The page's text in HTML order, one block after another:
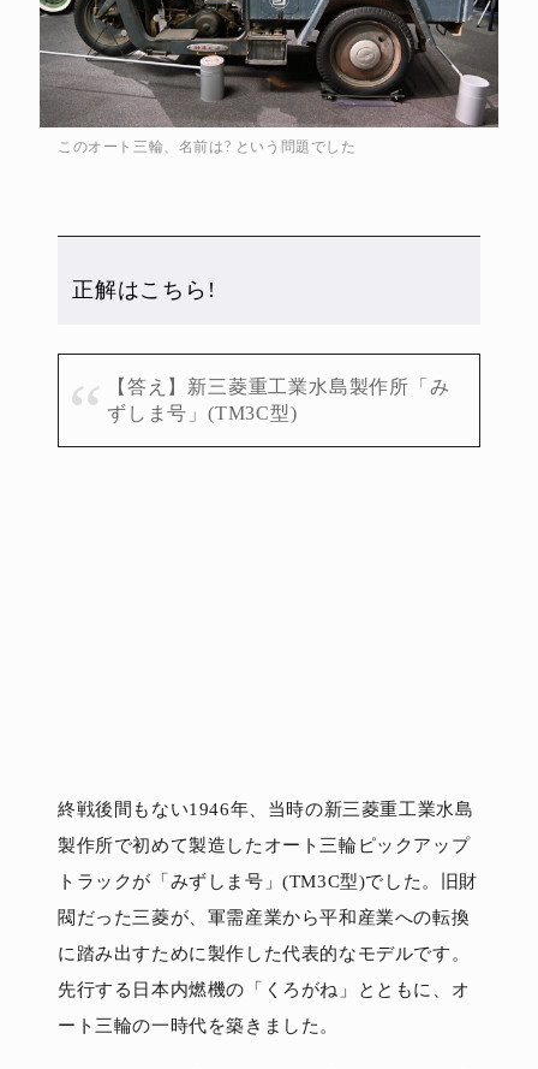
このオート三輪、名前は? という問題でした
正解はこちら!
【答え】新三菱重工業水島製作所「み
ずしま号」(TM3C型)
終戦後間もない1946年、当時の新三菱重工業水島
製作所で初めて製造したオート三輪ピックアップ
トラックが「みずしま号」(TM3C型)でした。旧財
閥だった三菱が、軍需産業から平和産業への転換
に踏み出すために製作した代表的なモデルです。
先行する日本内燃機の「くろがね」とともに、オ
ート三輪の一時代を築きました。